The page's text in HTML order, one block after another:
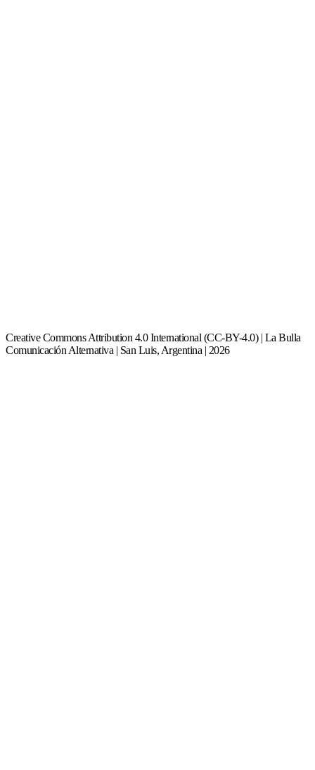
Creative Commons Attribution 4.0 International (CC-BY-4.0) | La Bulla
Comunicación Alternativa | San Luis, Argentina | 2026